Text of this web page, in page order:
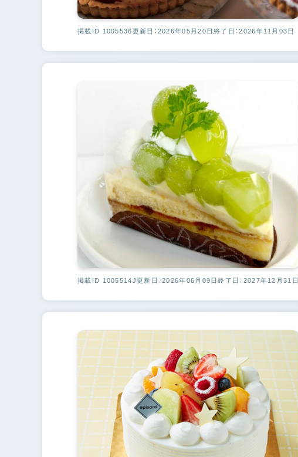
掲載ID 1005536更新日：2026年05月20日終了日：2026年11月03日
掲載ID 1005514J更新日：2026年06月09日終了日：2027年12月31日